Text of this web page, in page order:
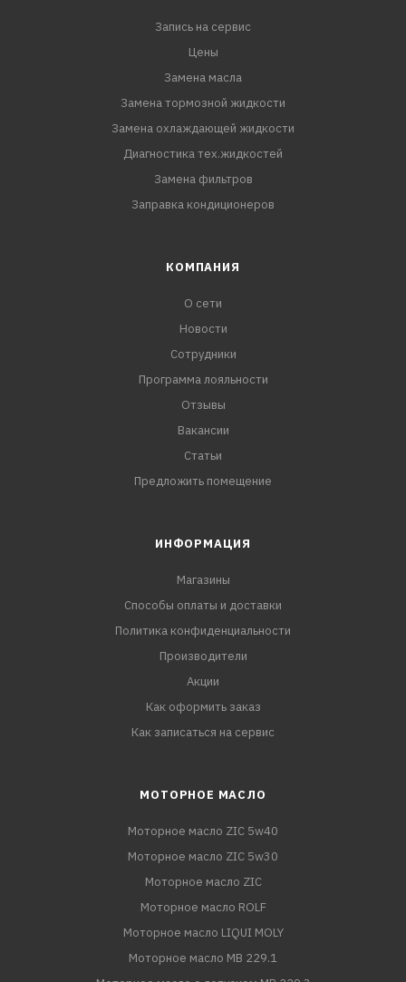
Запись на сервис
Цены
Замена масла
Замена тормозной жидкости
Замена охлаждающей жидкости
Диагностика тех.жидкостей
Замена фильтров
Заправка кондиционеров
КОМПАНИЯ
О сети
Новости
Сотрудники
Программа лояльности
Отзывы
Вакансии
Статьи
Предложить помещение
ИНФОРМАЦИЯ
Магазины
Способы оплаты и доставки
Политика конфиденциальности
Производители
Акции
Как оформить заказ
Как записаться на сервис
МОТОРНОЕ МАСЛО
Моторное масло ZIC 5w40
Моторное масло ZIC 5w30
Моторное масло ZIC
Моторное масло ROLF
Моторное масло LIQUI MOLY
Моторное масло MB 229.1